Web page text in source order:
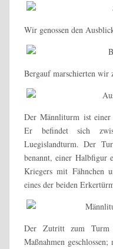
Wir genossen den
Bergauf marschierten wir
Der Männliturm ist einer
Er befindet sich
Luegislandturm. Der
benannt, einer Halbfigur
Kriegers mit Fähnchen
eines der beiden
Der Zutritt zum Turm
Maßnahmen